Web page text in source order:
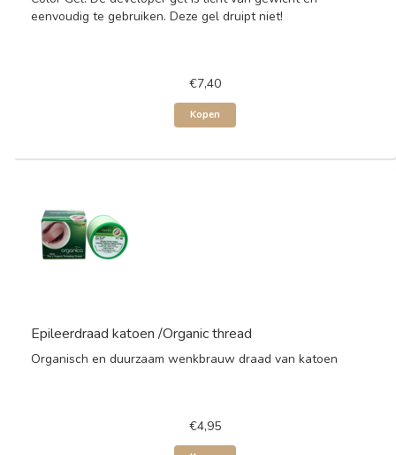
eenvoudig te gebruiken. Deze gel druipt niet!
€7,40
Kopen
Epileerdraad katoen /Organic thread
Organisch en duurzaam wenkbrauw draad van katoen
€4,95